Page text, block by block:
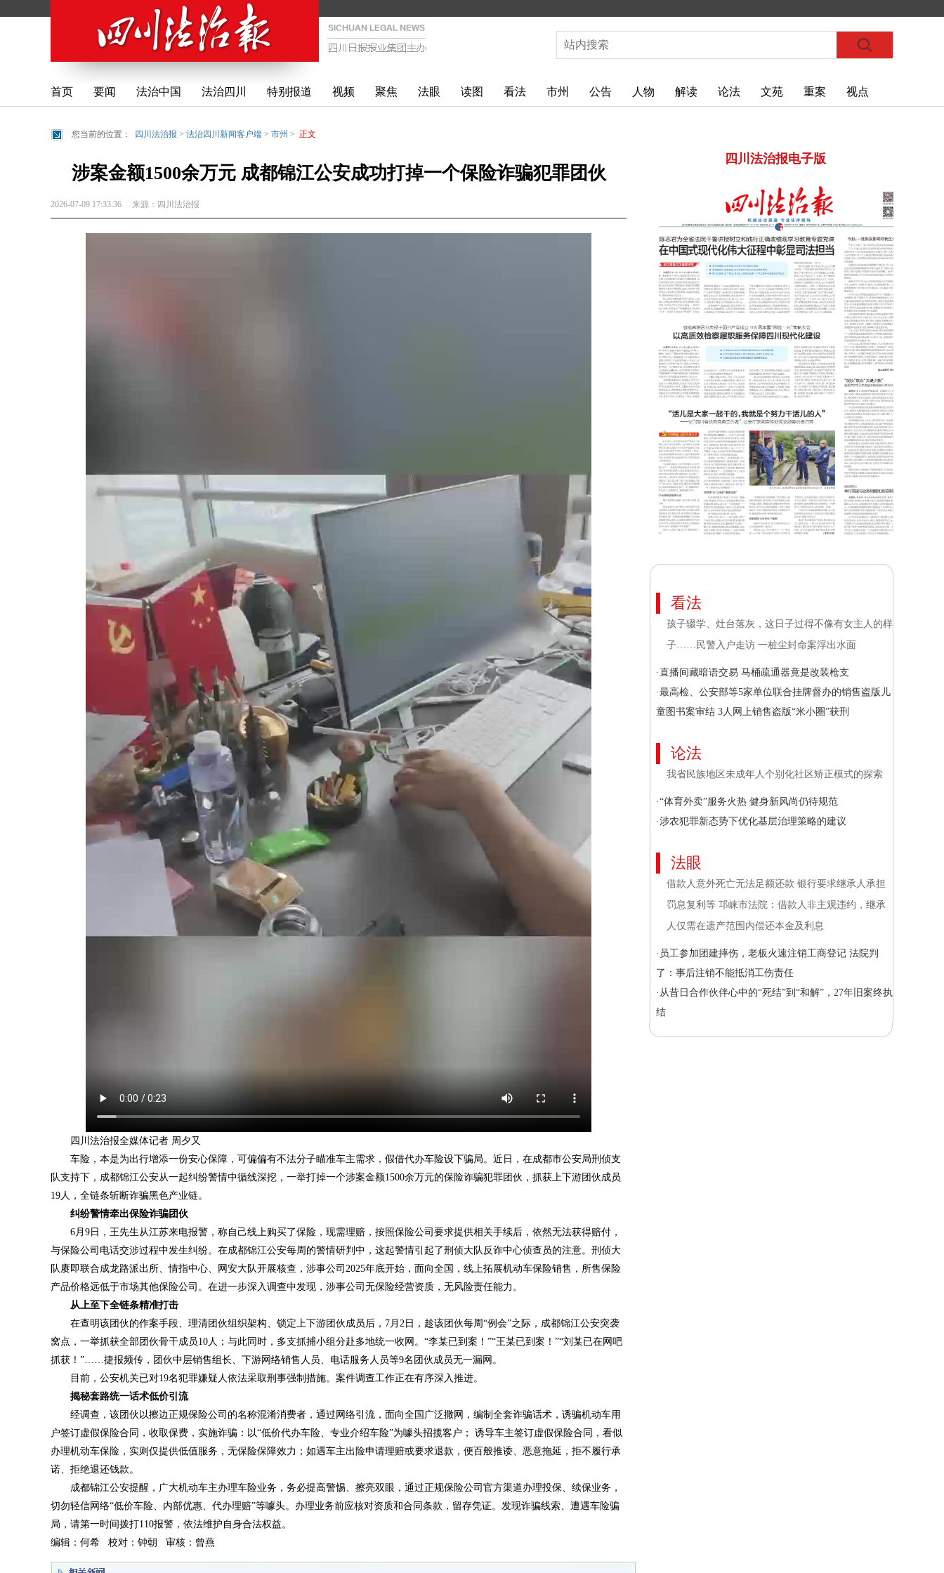
首页 要闻 法治中国 法治四川 特别报道 视频 聚焦 法眼 读图 看法 市州 公告 人物 解读 论法 文苑 重案 视点
您当前的位置： 四川法治报 > 法治四川新闻客户端 > 市州 > 正文
涉案金额1500余万元 成都锦江公安成功打掉一个保险诈骗犯罪团伙
2026-07-09 17:33:36 来源： 四川法治报
四川法治报全媒体记者 周夕又
车险，本是为出行增添一份安心保障，可偏偏有不法分子瞄准车主需求，假借代办车险设下骗局。近日，在成都市公安局刑侦支
队支持下，成都锦江公安从一起纠纷警情中循线深挖，一举打掉一个涉案金额1500余万元的保险诈骗犯罪团伙，抓获上下游团伙成员
19人，全链条斩断诈骗黑色产业链。
纠纷警情牵出保险诈骗团伙
6月9日，王先生从江苏来电报警，称自己线上购买了保险，现需理赔，按照保险公司要求提供相关手续后，依然无法获得赔付，
与保险公司电话交涉过程中发生纠纷。在成都锦江公安每周的警情研判中，这起警情引起了刑侦大队反诈中心侦查员的注意。刑侦大
队赓即联合成龙路派出所、情指中心、网安大队开展核查，涉事公司2025年底开始，面向全国，线上拓展机动车保险销售，所售保险
产品价格远低于市场其他保险公司。在进一步深入调查中发现，涉事公司无保险经营资质，无风险责任能力。
从上至下全链条精准打击
在查明该团伙的作案手段、理清团伙组织架构、锁定上下游团伙成员后，7月2日，趁该团伙每周“例会”之际，成都锦江公安突袭
窝点，一举抓获全部团伙骨干成员10人；与此同时，多支抓捕小组分赴多地统一收网。“李某已到案！”“王某已到案！”“刘某已在网吧
抓获！”……捷报频传，团伙中层销售组长、下游网络销售人员、电话服务人员等9名团伙成员无一漏网。
目前，公安机关已对19名犯罪嫌疑人依法采取刑事强制措施。案件调查工作正在有序深入推进。
揭秘套路统一话术低价引流
经调查，该团伙以擦边正规保险公司的名称混淆消费者，通过网络引流，面向全国广泛撒网，编制全套诈骗话术，诱骗机动车用
户签订虚假保险合同，收取保费，实施诈骗：以“低价代办车险、专业介绍车险”为噱头招揽客户； 诱导车主签订虚假保险合同，看似
办理机动车保险，实则仅提供低值服务，无保险保障效力；如遇车主出险申请理赔或要求退款，便百般推诿、恶意拖延，拒不履行承
诺、拒绝退还钱款。
成都锦江公安提醒，广大机动车主办理车险业务，务必提高警惕、擦亮双眼，通过正规保险公司官方渠道办理投保、续保业务，
切勿轻信网络“低价车险、内部优惠、代办理赔”等噱头。办理业务前应核对资质和合同条款，留存凭证。发现诈骗线索、遭遇车险骗
局，请第一时间拨打110报警，依法维护自身合法权益。
编辑：何希 校对：钟朝 审核：曾燕
四川法治报电子版
看法
孩子辍学、灶台落灰，这日子过得不像有女主人的样
子……民警入户走访 一桩尘封命案浮出水面
·直播间藏暗语交易 马桶疏通器竟是改装枪支
·最高检、公安部等5家单位联合挂牌督办的销售盗版儿
童图书案审结 3人网上销售盗版“米小圈”获刑
论法
我省民族地区未成年人个别化社区矫正模式的探索
·“体育外卖”服务火热 健身新风尚仍待规范
·涉农犯罪新态势下优化基层治理策略的建议
法眼
借款人意外死亡无法足额还款 银行要求继承人承担
罚息复利等 邛崃市法院：借款人非主观违约，继承
人仅需在遗产范围内偿还本金及利息
·员工参加团建摔伤，老板火速注销工商登记 法院判
了：事后注销不能抵消工伤责任
·从昔日合作伙伴心中的“死结”到“和解”，27年旧案终执
结